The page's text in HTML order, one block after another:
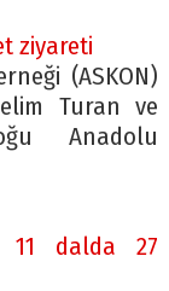
ziyareti
(ASKON)
Turan ve
Anadolu
11 dalda 27